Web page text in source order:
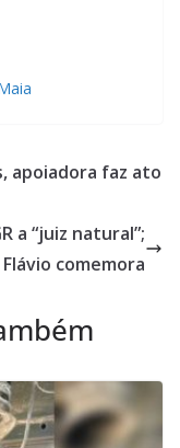
apoiadora faz ato
a “juiz natural”;
comemora